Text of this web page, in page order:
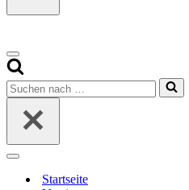
Navigationsmenü
Suchen
nach …
Navigationsmenü
Startseite